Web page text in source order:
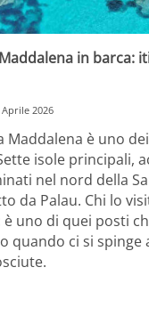
in barca:
Aprile 2026
Maddalena è uno
isole principali,
nel nord della
da Palau. Chi lo
uno di quei posti
quando ci si spinge